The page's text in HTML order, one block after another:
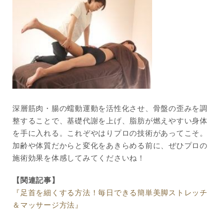
深層筋肉・腸の蠕動運動を活性化させ、骨盤の歪みを調
整することで、基礎代謝を上げ、脂肪が燃えやすい身体
を手に入れる。これぞやはりプロの技術があってこそ。
加齢や体質だからと変化をあきらめる前に、ぜひプロの
施術効果を体感してみてくださいね！
【関連記事】
『足首を細くする方法！毎日できる簡単美脚ストレッチ
＆マッサージ方法』